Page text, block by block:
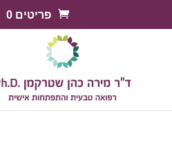
פריטים 0